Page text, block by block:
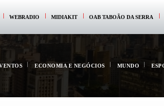
WEBRADIO MIDIAKIT OAB TABOÃO DA SERRA
ECONOMIA E NEGÓCIOS MUNDO